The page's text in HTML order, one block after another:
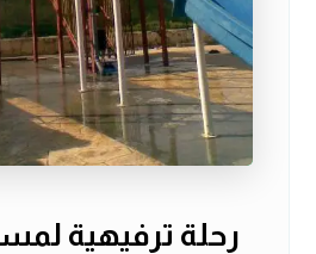
رحلة ترفيهية